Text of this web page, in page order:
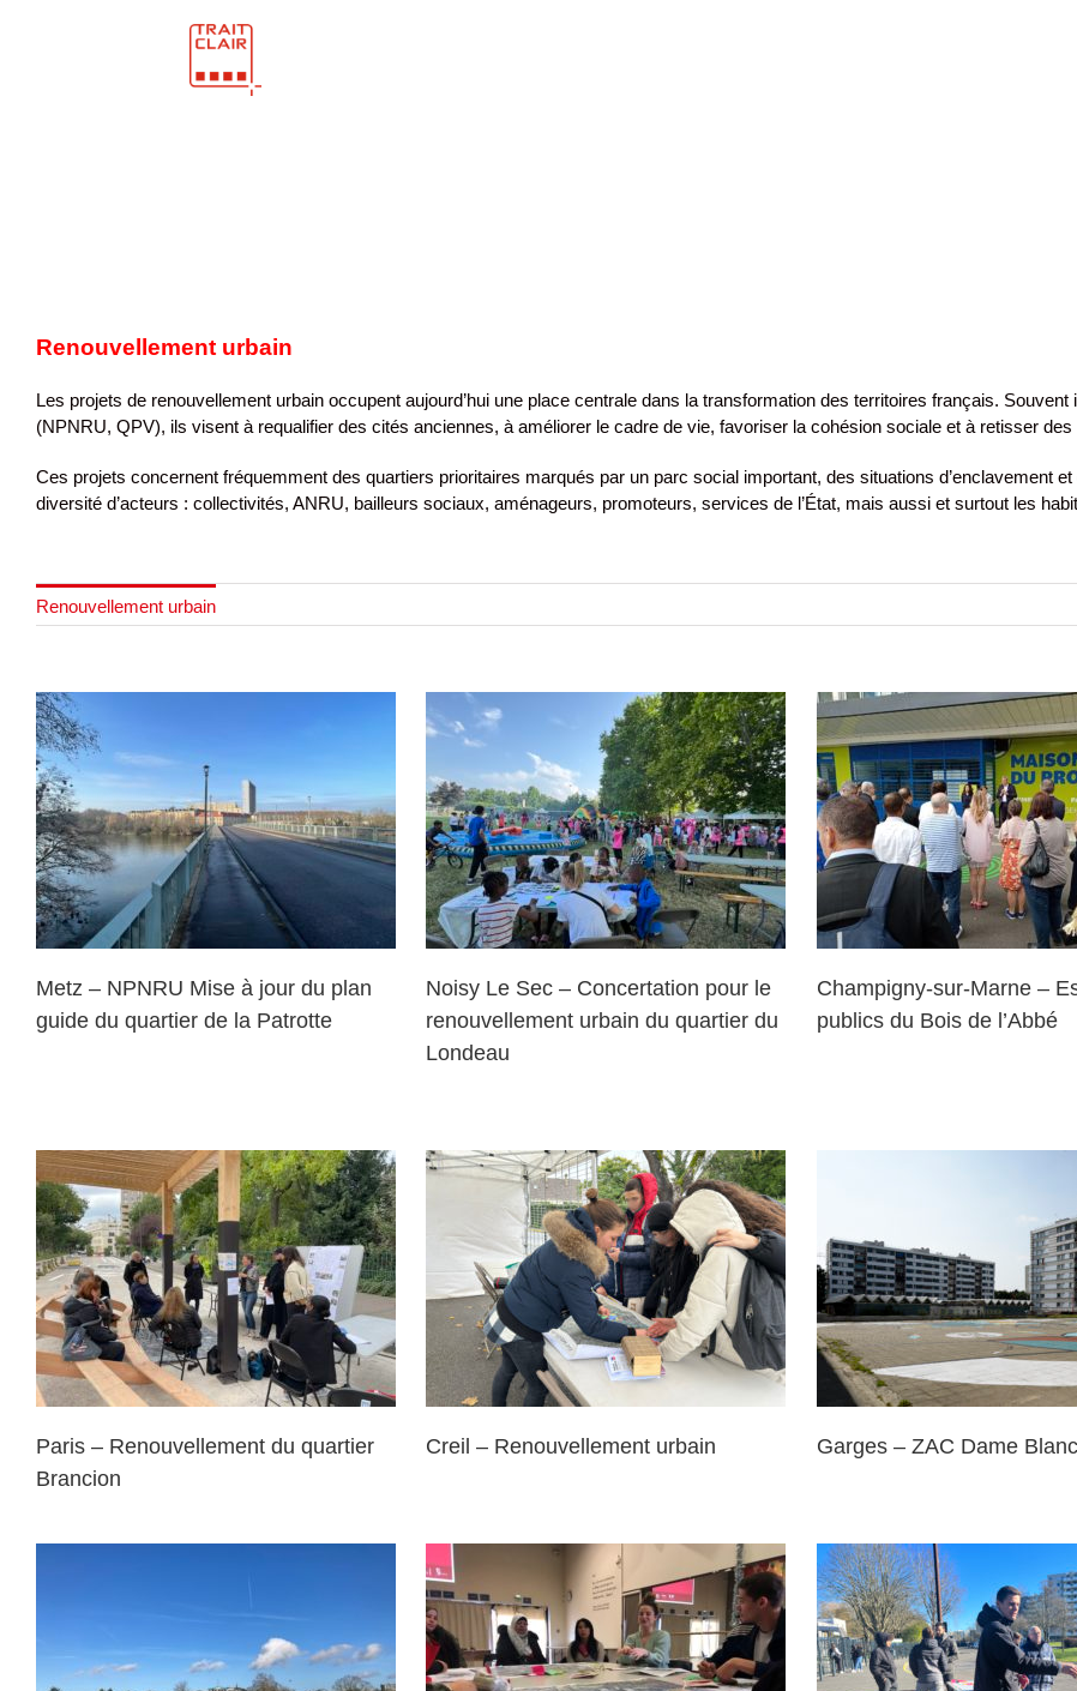
Renouvellement urbain
Les projets de renouvellement urbain occupent aujourd’hui une place centrale dans la transformation des territoires français.
(NPNRU, QPV), ils visent à requalifier des cités anciennes, à améliorer le cadre de vie, favoriser la cohésion sociale et à retisser
Ces projets concernent fréquemment des quartiers prioritaires marqués par un parc social important, des situations d’enclavement
diversité d’acteurs : collectivités, ANRU, bailleurs sociaux, aménageurs, promoteurs, services de l’État, mais aussi et surtout les
Renouvellement urbain
Metz – NPNRU Mise à jour du plan
guide du quartier de la Patrotte
Noisy Le Sec – Concertation pour
le renouvellement urbain du
quartier du Londeau
Noisy Le Sec – Concertation pour le
renouvellement urbain du quartier du
Londeau
Champigny-sur-Marne – Espaces
publics du Bois de l’Abbé
Champigny-sur-Marne –
publics du Bois de l’Abbé
Vandoeuvre-Lès-
Aménagement des
extérieurs sur les
Vand’Est et de
Paris – Renouvellement du quartier
Brancion
Creil – Renouvellement urbain
Creil – Renouvellement urbain
Garges – ZAC Dame Blanche
Garges – ZAC Dame
Villepinte – Plan
Stains – NPNRU Saint-Quentin – NPNRU Trappes – Quartier